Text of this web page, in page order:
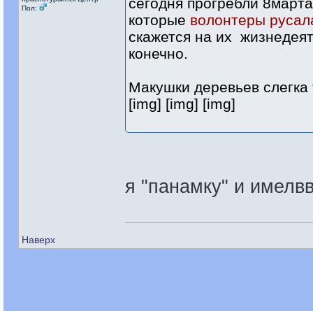
Пол:
которые волонтеры
скажется на их
конечно.
Макушки деревьев
[img] [img] [img]
я "панамку" и
Наверх